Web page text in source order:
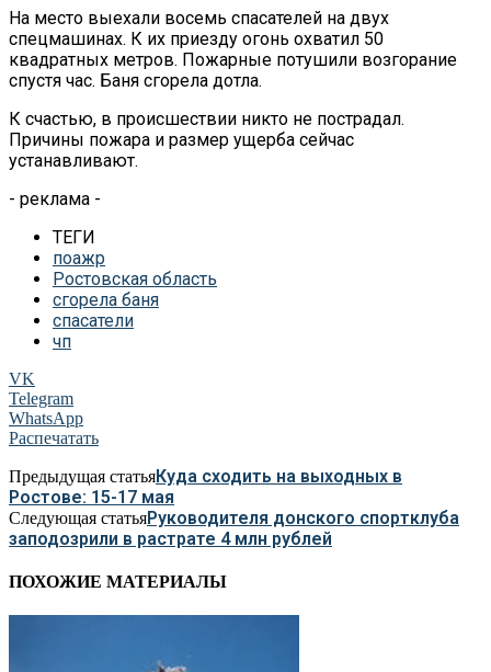
На место выехали восемь спасателей на двух
спецмашинах. К их приезду огонь охватил 50
квадратных метров. Пожарные потушили возгорание
спустя час. Баня сгорела дотла.
К счастью, в происшествии никто не пострадал.
Причины пожара и размер ущерба сейчас
устанавливают.
- реклама -
ТЕГИ
поажр
Ростовская область
сгорела баня
спасатели
чп
VK
Telegram
WhatsApp
Распечатать
Предыдущая статьяКуда сходить на выходных в
Ростове: 15-17 мая
Следующая статьяРуководителя донского спортклуба
заподозрили в растрате 4 млн рублей
ПОХОЖИЕ МАТЕРИАЛЫ